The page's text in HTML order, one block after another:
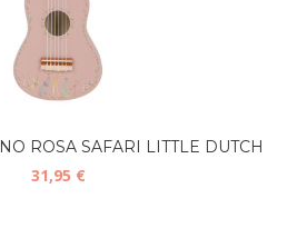
ROSA SAFARI LITTLE DUTCH
31,95 €